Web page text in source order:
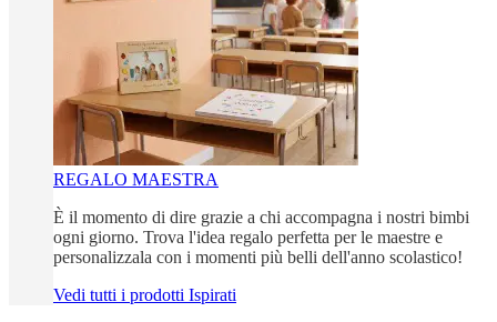
REGALO MAESTRA
È il momento di dire grazie a chi accompagna i nostri bimbi
ogni giorno. Trova l'idea regalo perfetta per le maestre e
personalizzala con i momenti più belli dell'anno scolastico!
Vedi tutti i prodotti Ispirati